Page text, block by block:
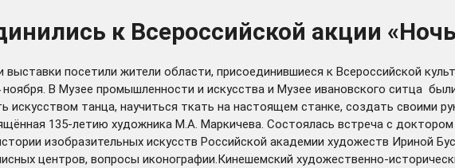
к Всероссийской акции
посетили жители области, присоединившиеся к Всероссийской
ноября. В Музее промышленности и искусства и Музее ивановского ситца
искусством танца, научиться ткать на настоящем станке, создать своими
135-летию художника М.А. Маркичева. Состоялась встреча с
изобразительных искусств Российской академии художеств Ириной
центров, вопросы иконографии.Кинешемский художественно-